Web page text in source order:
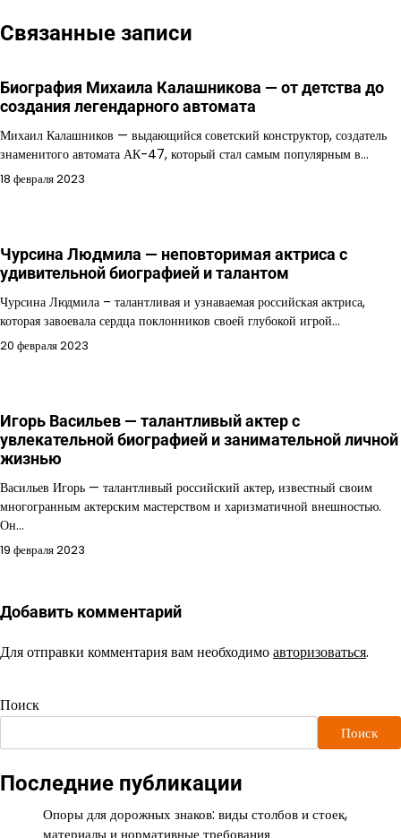
Связанные записи
Биография Михаила Калашникова — от детства до
создания легендарного автомата
Михаил Калашников — выдающийся советский конструктор, создатель
знаменитого автомата АК-47, который стал самым популярным в…
18 февраля 2023
Чурсина Людмила — неповторимая актриса с
удивительной биографией и талантом
Чурсина Людмила – талантливая и узнаваемая российская актриса,
которая завоевала сердца поклонников своей глубокой игрой…
20 февраля 2023
Игорь Васильев — талантливый актер с
увлекательной биографией и занимательной личной
жизнью
Васильев Игорь — талантливый российский актер, известный своим
многогранным актерским мастерством и харизматичной внешностью.
Он…
19 февраля 2023
Добавить комментарий
Для отправки комментария вам необходимоавторизоваться.
Поиск
Поиск
Последние публикации
Опоры для дорожных знаков: виды столбов и стоек,